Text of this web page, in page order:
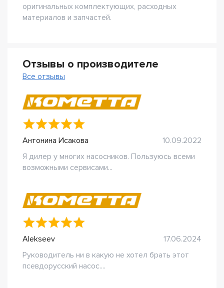
оригинальных комплектующих, расходных
материалов и запчастей.
Отзывы о производителе
Все отзывы
Антонина Исакова
10.09.2022
Я дилер у многих насосников. Пользуюсь всеми
возможными сервисами...
Alekseev
17.06.2024
Руководитель ни в какую не хотел брать этот
псевдорусский насос....